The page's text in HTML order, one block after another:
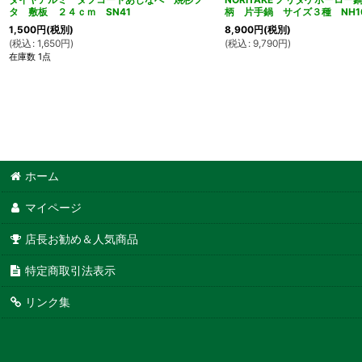
タ 敷板 ２４ｃｍ SN41
1,500円(税別)
(税込 : 1,650円)
在庫数 1点
柄 片手鍋 サイズ３種
8,900円(税別)
(税込 : 9,790円)
ホーム
マイページ
店長お勧め＆人気商品
特定商取引法表示
リンク集